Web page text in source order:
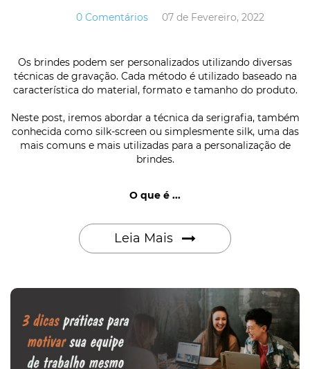
0 Comentários 07 de Fevereiro, 2022
Os brindes podem ser personalizados utilizando diversas
técnicas de gravação. Cada método é utilizado baseado na
característica do material, formato e tamanho do produto.
Neste post, iremos abordar a técnica da serigrafia, também
conhecida como silk-screen ou simplesmente silk, uma das
mais comuns e mais utilizadas para a personalização de
brindes.
O que é ...
Leia Mais